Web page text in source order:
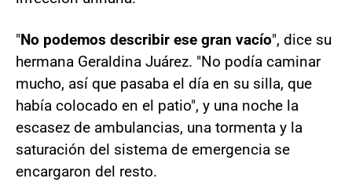
"No podemos describir ese gran vacío", dice su
hermana Geraldina Juárez. "No podía caminar
mucho, así que pasaba el día en su silla, que
había colocado en el patio", y una noche la
escasez de ambulancias, una tormenta y la
saturación del sistema de emergencia se
encargaron del resto.